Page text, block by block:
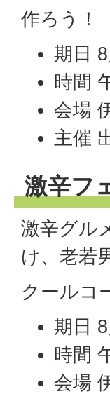
作ろう！
期日
時間
会場
主催
激辛フ
激辛グル
け、老若
クールコ
期日
時間
会場